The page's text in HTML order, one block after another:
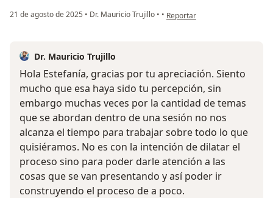
21 de agosto de 2025 • Dr. Mauricio Trujillo • • en opinión del usuario
Reportar
Dr. Mauricio Trujillo
Hola Estefanía, gracias por tu apreciación. Siento
mucho que esa haya sido tu percepción, sin
embargo muchas veces por la cantidad de temas
que se abordan dentro de una sesión no nos
alcanza el tiempo para trabajar sobre todo lo que
quisiéramos. No es con la intención de dilatar el
proceso sino para poder darle atención a las
cosas que se van presentando y así poder ir
construyendo el proceso de a poco.